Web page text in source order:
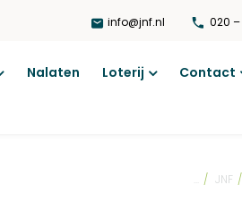
info@jnf.nl 020
Nalaten Loterij Contact
/ JNF /